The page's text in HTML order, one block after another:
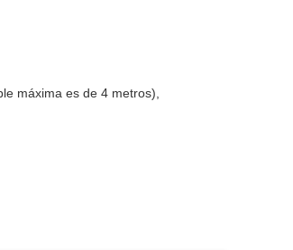
máxima es de 4 metros),